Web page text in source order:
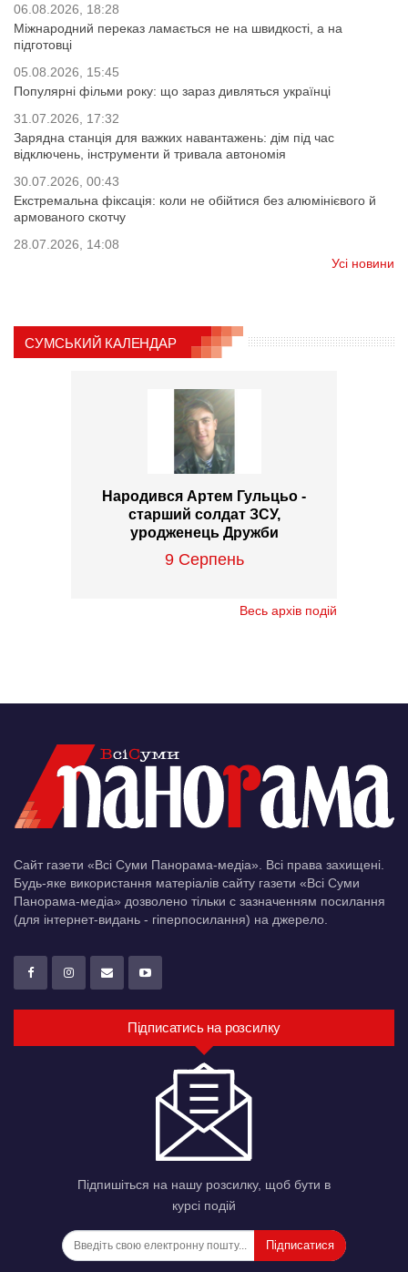
06.08.2026, 18:28
Міжнародний переказ ламається не на швидкості, а на
підготовці
05.08.2026, 15:45
Популярні фільми року: що зараз дивляться українці
31.07.2026, 17:32
Зарядна станція для важких навантажень: дім під час
відключень, інструменти й тривала автономія
30.07.2026, 00:43
Екстремальна фіксація: коли не обійтися без алюмінієвого й
армованого скотчу
28.07.2026, 14:08
Усі новини
СУМСЬКИЙ КАЛЕНДАР
Народився Артем Гульцьо -
старший солдат ЗСУ,
уродженець Дружби
9 Серпень
Весь архів подій
Сайт газети «Всі Суми Панорама-медіа». Всі права захищені.
Будь-яке використання матеріалів сайту газети «Всі Суми
Панорама-медіа» дозволено тільки c зазначенням посилання
(для інтернет-видань - гіперпосилання) на джерело.
Підписатись на розсилку
Підпишіться на нашу розсилку, щоб бути в
курсі подій
Підписатися